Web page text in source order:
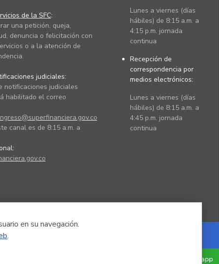
en su navegación.
.
de la SFC:
una petición, queja,
denuncia o felicitación con
o a la atención de
judiciales:
notificaciones judiciales
habilitado el correo
canal es de 8:15 a.m. a
Lunes a viernes (días
hábiles) de 8:15 a.m. a
4:15 p.m. jornada
continua
Recepción de
correspondencia por
medios electrónicos:
Lunes a viernes (días
hábiles) de 8:15 a.m. a
4:45 p.m. jornada
continua
Powered by Nexura